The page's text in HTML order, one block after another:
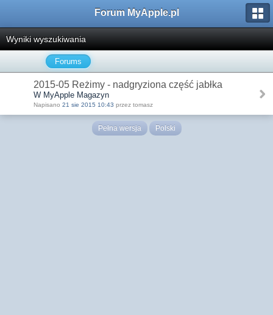
Forum MyApple.pl
Wyniki wyszukiwania
Forums
2015-05 Reżimy - nadgryziona część jabłka
W MyApple Magazyn
Napisano 21 sie 2015 10:43 przez tomasz
Pełna wersja Polski